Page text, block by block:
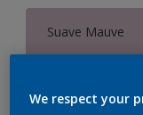
Suave Mauve
Ukuran
We respect your